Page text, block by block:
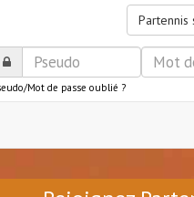
Partennis
Mot de passe oublié ?